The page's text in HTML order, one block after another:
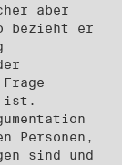
aber
bezieht er
ist.
Personen,
sind und